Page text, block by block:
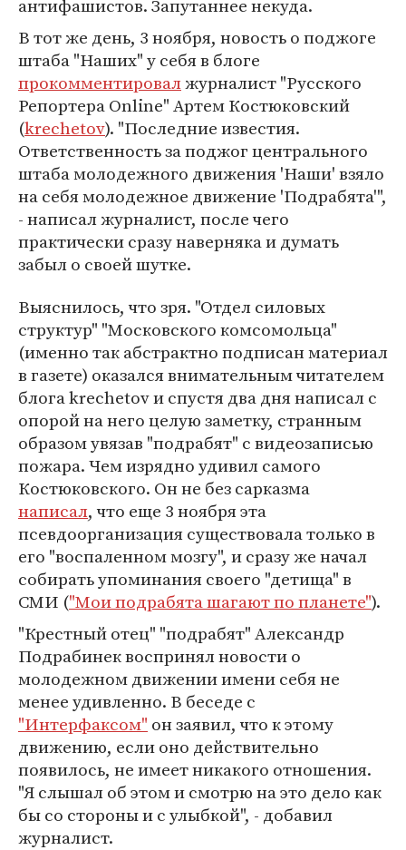
антифашистов. Запутаннее некуда.
В тот же день, 3 ноября, новость о поджоге
штаба "Наших" у себя в блоге
прокомментировалжурналист "Русского
Репортера Online" Артем Костюковский
(krechetov). "Последние известия.
Ответственность за поджог центрального
штаба молодежного движения 'Наши' взяло
на себя молодежное движение 'Подрабята'",
- написал журналист, после чего
практически сразу наверняка и думать
забыл о своей шутке.
Выяснилось, что зря. "Отдел силовых
структур" "Московского комсомольца"
(именно так абстрактно подписан материал
в газете) оказался внимательным читателем
блога krechetov и спустя два дня написал с
опорой на него целую заметку, странным
образом увязав "подрабят" с видеозаписью
пожара. Чем изрядно удивил самого
Костюковского. Он не без сарказма
написал, что еще 3 ноября эта
псевдоорганизация существовала только в
его "воспаленном мозгу", и сразу же начал
собирать упоминания своего "детища" в
СМИ ("Мои подрабята шагают по планете").
"Крестный отец" "подрабят" Александр
Подрабинек воспринял новости о
молодежном движении имени себя не
менее удивленно. В беседе с
"Интерфаксом" он заявил, что к этому
движению, если оно действительно
появилось, не имеет никакого отношения.
"Я слышал об этом и смотрю на это дело как
бы со стороны и с улыбкой", - добавил
журналист.